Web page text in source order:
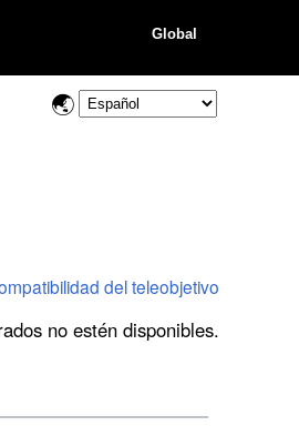
Global
del teleobjetivo
no estén disponibles.